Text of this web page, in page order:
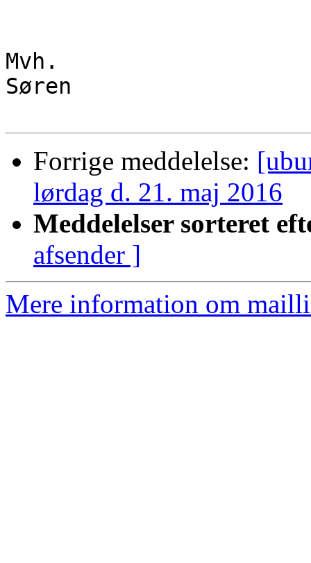
Mvh.
Søren
Forrige meddelelse:
lørdag d. 21. maj 2016
Meddelelser sorteret
afsender ]
Mere information om